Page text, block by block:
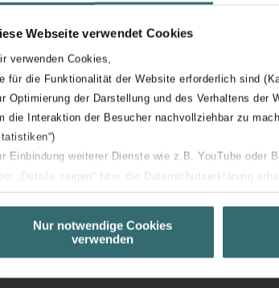
Webseite verwendet Cookies
verwenden Cookies,
für die Funktionalität der Website erforderlich sind
Optimierung der Darstellung und des Verhaltens der
die Interaktion der Besucher nachvollziehbar zu
Einbindung weiterer Dienste wie z.B. YouTube oder
„Details zeigen“ bzw. die Datenschutzerklärung
Website verwenden, um Ihnen die
auf Ihren Interessen zur Verfügung zu
widerrufen.
Nur notwendige Cookies
verwenden
2